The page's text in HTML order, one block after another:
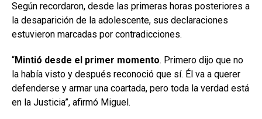
Según recordaron, desde las primeras horas posteriores a
la desaparición de la adolescente, sus declaraciones
estuvieron marcadas por contradicciones.
“Mintió desde el primer momento. Primero dijo que no
la había visto y después reconoció que sí. Él va a querer
defenderse y armar una coartada, pero toda la verdad está
en la Justicia”, afirmó Miguel.